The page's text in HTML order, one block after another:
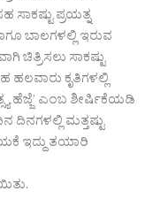
ಪ್ರಯತ್ನ
ಬಾಲಗಳಲ್ಲಿ ಇರುವ
ಚಿತ್ರಿಸಲು ಸಾಕಷ್ಟು
ಹಲವಾರು ಕೃತಿಗಳಲ್ಲಿ
ಹೆಜ್ಜೆ’ ಎಂಬ ಶೀರ್ಷಿಕೆಯಡಿ
ದಿನಗಳಲ್ಲಿ ಮತ್ತಷ್ಟು
ಇದ್ದು ತಯಾರಿ